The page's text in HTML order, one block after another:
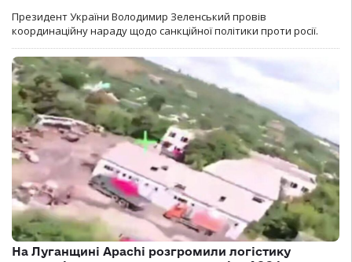
Президент України Володимир Зеленський провів
координаційну нараду щодо санкційної політики проти росії.
На Луганщині Apachi розгромили логістику